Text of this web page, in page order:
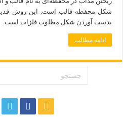
شکل محفظه قالب است. این روش
بدست آوردن شکل مطلوب فلزات است.
ادامه مطالب